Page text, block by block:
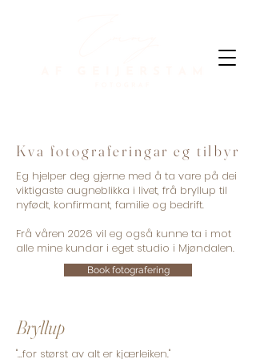
Kva fotograferingar eg tilbyr
Eg hjelper deg gjerne med å ta vare på dei
viktigaste augneblikka i livet, frå bryllup til
nyfødt, konfirmant, familie og bedrift.
Frå våren 2026 vil eg også kunne ta i mot
alle mine kundar i eget studio i Mjøndalen.
Book fotografering
Bryllup
"...for størst av alt er kjærleiken."